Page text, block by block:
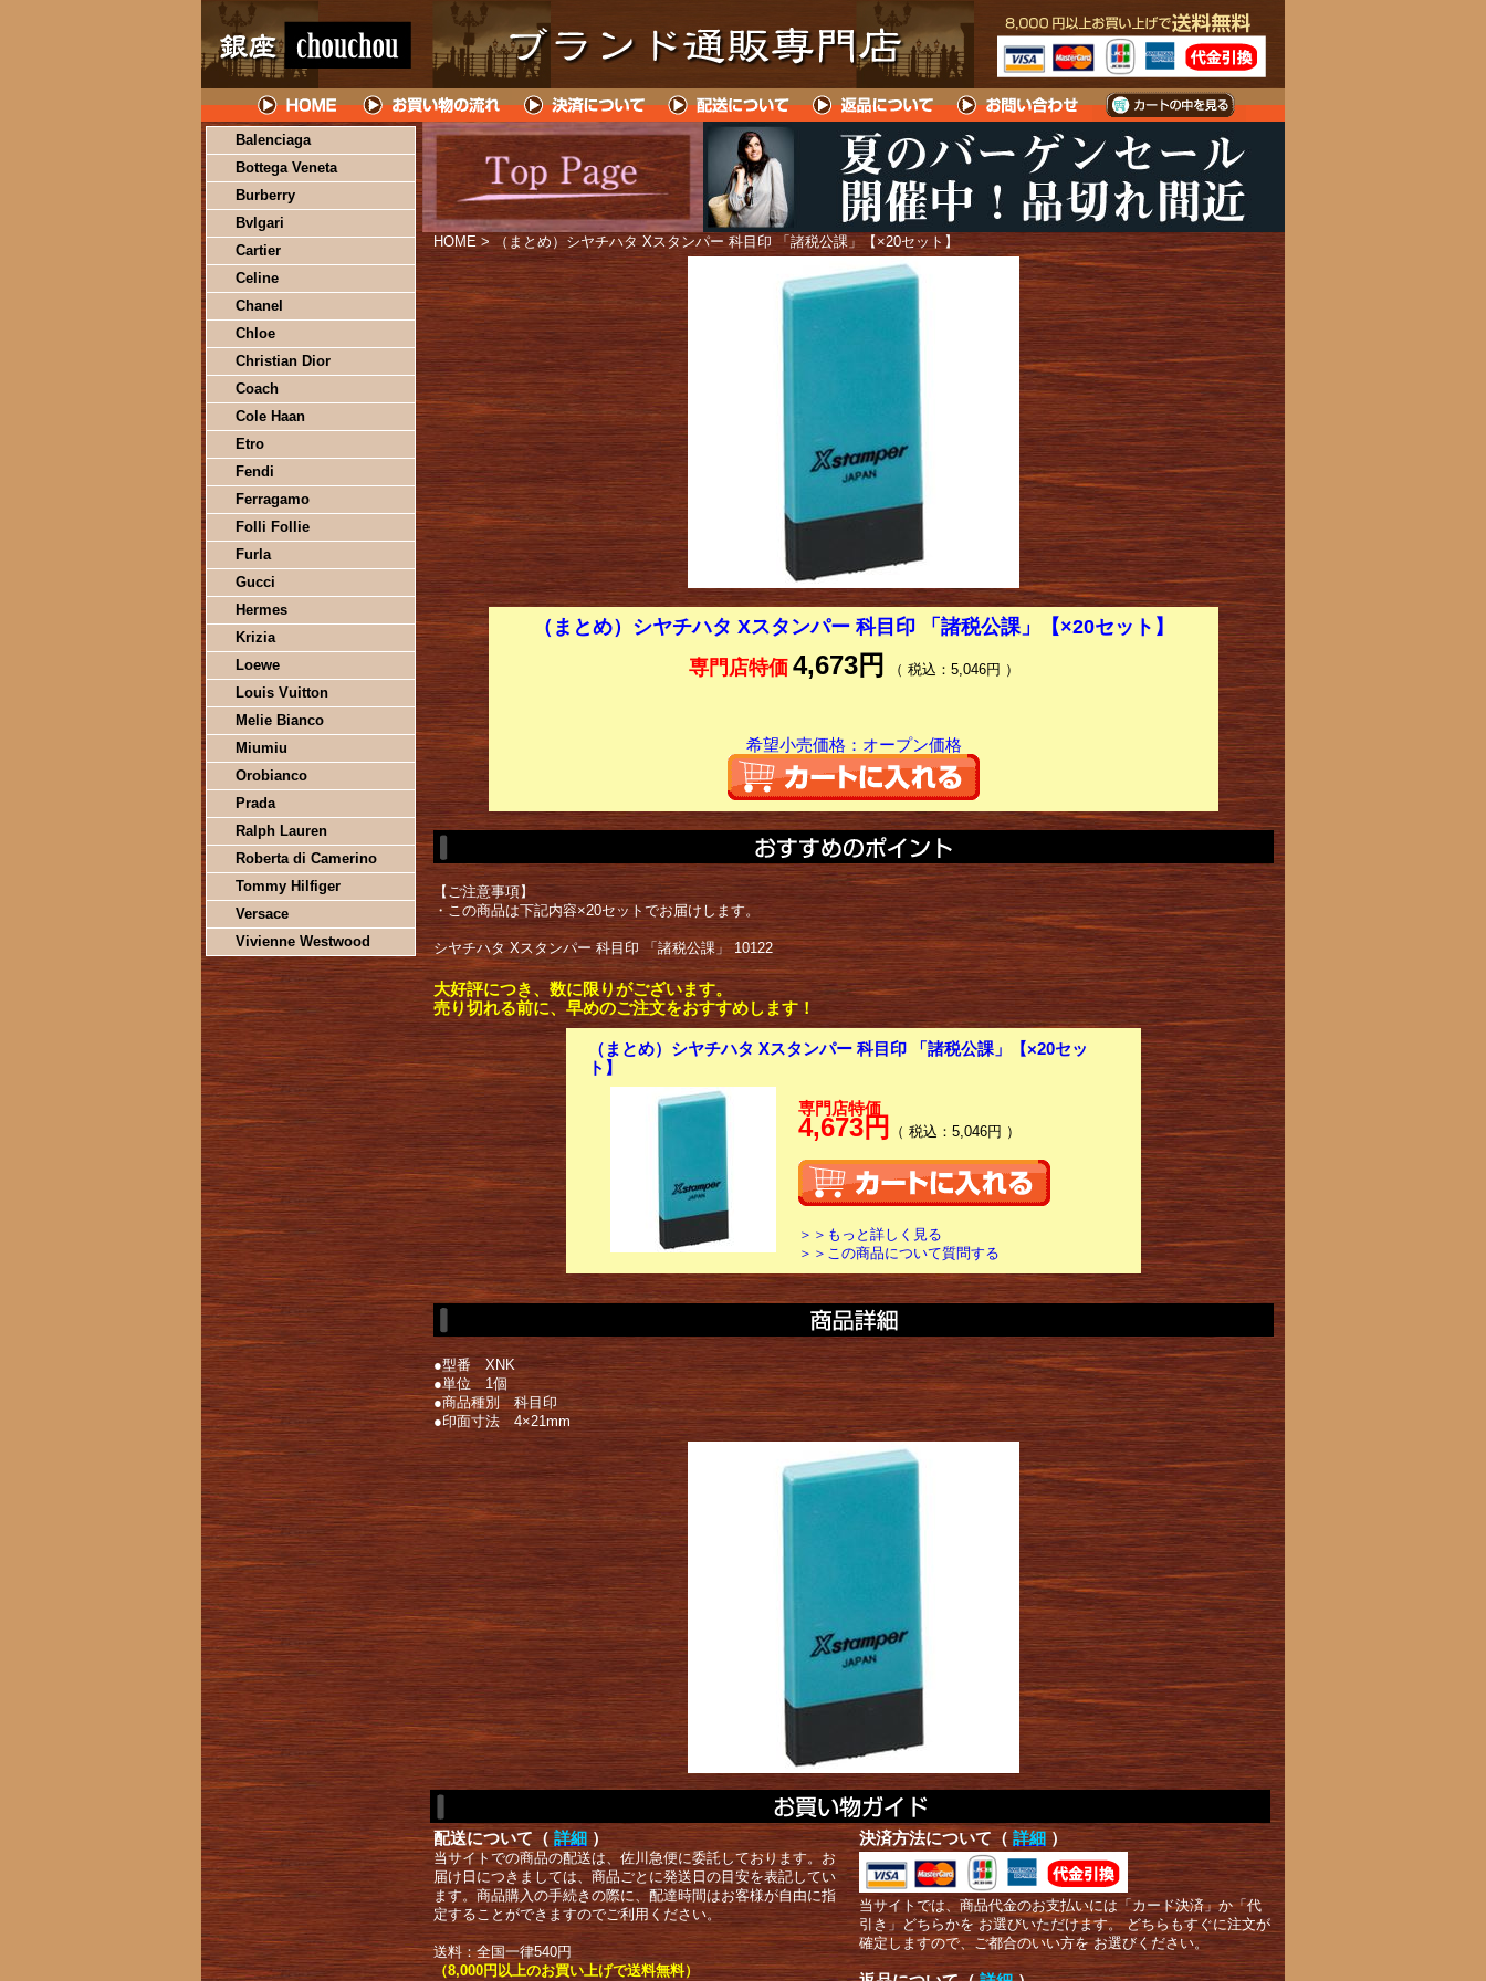
Balenciaga
Bottega Veneta
Burberry
Bvlgari
Cartier
Celine
Chanel
Chloe
Christian Dior
Coach
Cole Haan
Etro
Fendi
Ferragamo
Folli Follie
Furla
Gucci
Hermes
Krizia
Loewe
Louis Vuitton
Melie Bianco
Miumiu
Orobianco
Prada
Ralph Lauren
Roberta di Camerino
Tommy Hilfiger
Versace
Vivienne Westwood
HOME > （まとめ）シヤチハタ Xスタンパー 科目印 「諸税公課」【×20セット】
（まとめ）シヤチハタ Xスタンパー 科目印 「諸税公課」【×20セット】
専門店特価 4,673円 （ 税込：5,046円 ）
希望小売価格：オープン価格
【ご注意事項】
・この商品は下記内容×20セットでお届けします。
シヤチハタ Xスタンパー 科目印 「諸税公課」 10122
大好評につき、数に限りがございます。
売り切れる前に、早めのご注文をおすすめします！
（まとめ）シヤチハタ Xスタンパー 科目印 「諸税公課」【×20セッ
ト】
専門店特価
4,673円 （ 税込：5,046円 ）
＞＞もっと詳しく見る
＞＞この商品について質問する
●型番 XNK
●単位 1個
●商品種別 科目印
●印面寸法 4×21mm
配送について（ 詳細 ）
当サイトでの商品の配送は、佐川急便に委託しております。お
届け日につきましては、商品ごとに発送日の目安を表記してい
ます。商品購入の手続きの際に、配達時間はお客様が自由に指
定することができますのでご利用ください。
送料：全国一律540円
（8,000円以上のお買い上げで送料無料）
決済方法について（ 詳細 ）
当サイトでは、商品代金のお支払いには「カード決済」か「代
引き」どちらかを お選びいただけます。 どちらもすぐに注文が
確定しますので、ご都合のいい方を お選びください。